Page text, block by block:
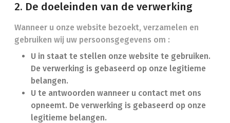
2. De doeleinden van de verwerking
Wanneer u onze website bezoekt, verzamelen en
gebruiken wij uw persoonsgegevens om :
U in staat te stellen onze website te gebruiken.
De verwerking is gebaseerd op onze legitieme
belangen.
U te antwoorden wanneer u contact met ons
opneemt. De verwerking is gebaseerd op onze
legitieme belangen.